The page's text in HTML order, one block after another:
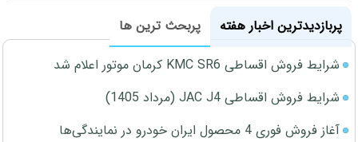
پربازدیدترین اخبار هفته
پربحث ترین ها
شرایط فروش اقساطی KMC SR6 کرمان موتور اعلام شد
شرایط فروش اقساطی JAC J4 (مرداد 1405)
آغاز فروش فوری 4 محصول ایران خودرو در نمایندگی‌ها